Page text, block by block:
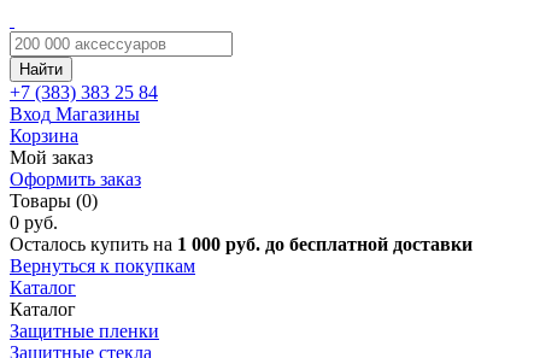
Найти
+7 (383) 383 25 84
Вход Магазины
Корзина
Мой заказ
Оформить заказ
Товары (0)
0 руб.
Осталось купить на 1 000 руб. до бесплатной доставки
Вернуться к покупкам
Каталог
Каталог
Защитные пленки
Защитные стекла